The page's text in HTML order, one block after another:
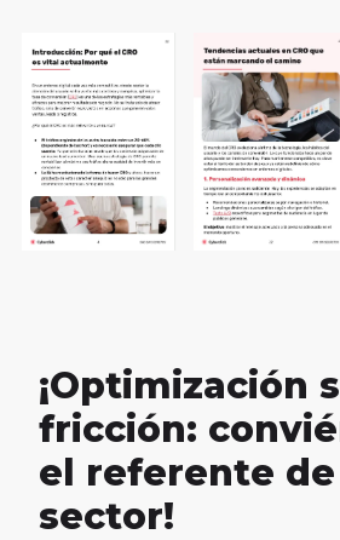
¡Optimización
fricción:
el referente
sector!